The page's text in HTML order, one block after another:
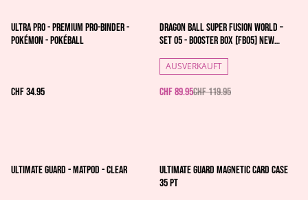
Ultra Pro - Premium PRO-Binder -
Pokémon - Pokéball
CHF 34.95
%
Dragon Ball Super Fusion World –
Set 05 - Booster Box [FB05] New
AUSVERKAUFT
CHF 89.95CHF 119.95
Ultimate Guard - MatPod - Clear
Ultimate Guard Magnetic Card Case
35 pt